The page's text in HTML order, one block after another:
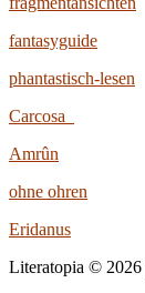
fantasyguide
phantastisch-lesen
Carcosa
Amrûn
ohne ohren
Eridanus
Literatopia © 2026